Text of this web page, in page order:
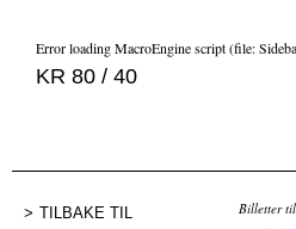
Error loading MacroEngine script (file:
KR 80 / 40
TILBAKE TIL
Billetter